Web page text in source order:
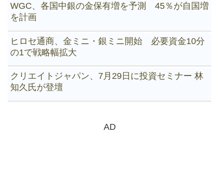
WGC、各国中銀の金保有増を予測 45％が自国増
を計画
ヒロセ通商、金ミニ・銀ミニ開始 必要資金10分
の1で戦略幅拡大
クリエイトジャパン、7月29日に投資セミナー 林
知久氏が登壇
AD